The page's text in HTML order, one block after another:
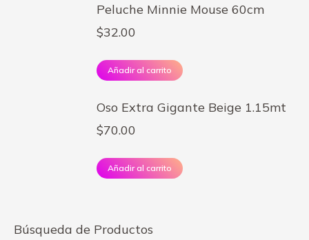
Peluche Minnie Mouse 60cm
$32.00
Añadir al carrito
Oso Extra Gigante Beige 1.15mt
$70.00
Añadir al carrito
Búsqueda de Productos